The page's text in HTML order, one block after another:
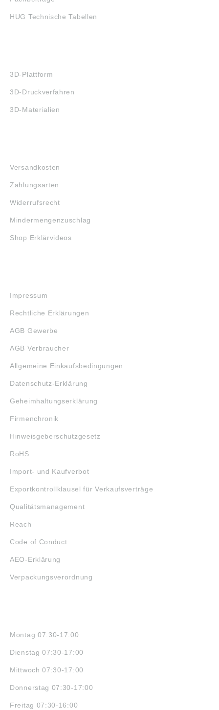
HUG Technische Tabellen
3D-Plattform
3D-Druckverfahren
3D-Materialien
Versandkosten
Zahlungsarten
Widerrufsrecht
Mindermengenzuschlag
Shop Erklärvideos
Impressum
Rechtliche Erklärungen
AGB Gewerbe
AGB Verbraucher
Allgemeine Einkaufsbedingungen
Datenschutz-Erklärung
Geheimhaltungserklärung
Firmenchronik
Hinweisgeberschutzgesetz
RoHS
Import- und Kaufverbot
Exportkontrollklausel für Verkaufsverträge
Qualitätsmanagement
Reach
Code of Conduct
AEO-Erklärung
Verpackungsverordnung
Montag 07:30-17:00
Dienstag 07:30-17:00
Mittwoch 07:30-17:00
Donnerstag 07:30-17:00
Freitag 07:30-16:00